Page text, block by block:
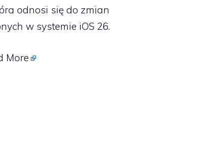
odnosi się do zmian
w systemie iOS 26.
More